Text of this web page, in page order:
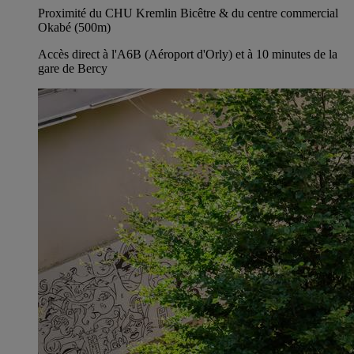
Proximité du CHU Kremlin Bicêtre & du centre commercial
Okabé (500m)
Accès direct à l'A6B (Aéroport d'Orly) et à 10 minutes de la
gare de Bercy